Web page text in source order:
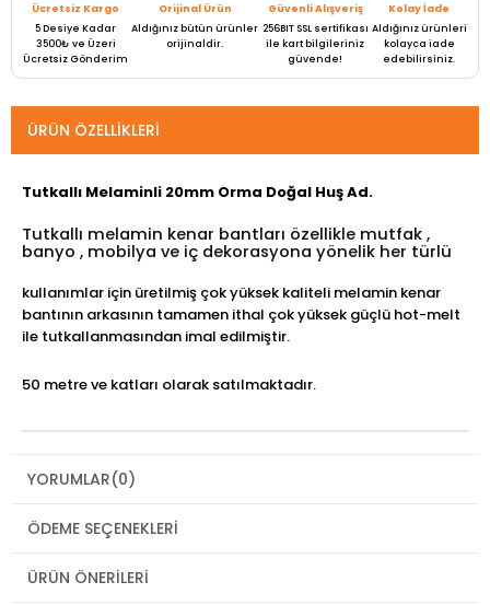
Ücretsiz Kargo
5 Desiye Kadar
3500₺ ve Üzeri
Ücretsiz Gönderim
Orijinal Ürün
Aldığınız bütün ürünler
orijinaldir.
Güvenli Alışveriş
256BIT SSL sertifikası
ile kart bilgileriniz
güvende!
Kolay İade
Aldığınız ürünleri
kolayca iade
edebilirsiniz.
ÜRÜN ÖZELLIKLERI
Tutkallı Melaminli 20mm Orma Doğal Huş Ad.
Tutkallı melamin kenar bantları özellikle mutfak ,
banyo , mobilya ve iç dekorasyona yönelik her türlü
kullanımlar için üretilmiş çok yüksek kaliteli melamin kenar
bantının arkasının tamamen ithal çok yüksek güçlü hot-melt
ile tutkallanmasından imal edilmiştir.
50 metre ve katları olarak satılmaktadır.
YORUMLAR(0)
ÖDEME SEÇENEKLERI
ÜRÜN ÖNERILERI